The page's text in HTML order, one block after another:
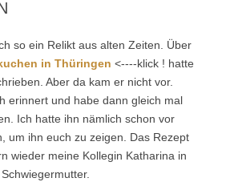
so ein Relikt aus alten Zeiten. Über
in Thüringen <----klick ! hatte
Aber da kam er nicht vor.
erinnert und habe dann gleich mal
Ich hatte ihn nämlich schon vor
um ihn euch zu zeigen. Das Rezept
wieder meine Kollegin Katharina in